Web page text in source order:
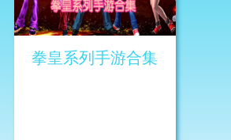
拳皇系列手游合集